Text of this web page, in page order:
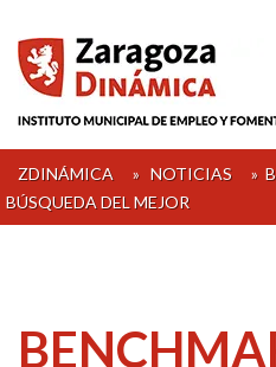
content
ZDINÁMICA » NOTICIAS »
BÚSQUEDA DEL MEJOR